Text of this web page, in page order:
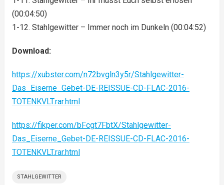
(00:04:50)
1-12. Stahlgewitter – Immer noch im Dunkeln (00:04:52)
Download:
https://xubster.com/n72bvgln3y5r/Stahlgewitter-
Das_Eiserne_Gebet-DE-REISSUE-CD-FLAC-2016-
TOTENKVLT.rar.html
https://fikper.com/bFcgt7FbtX/Stahlgewitter-
Das_Eiserne_Gebet-DE-REISSUE-CD-FLAC-2016-
TOTENKVLT.rar.html
STAHLGEWITTER